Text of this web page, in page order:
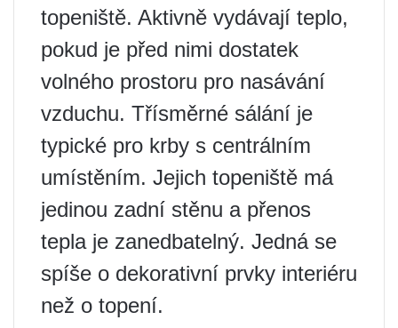
topeniště. Aktivně vydávají teplo,
pokud je před nimi dostatek
volného prostoru pro nasávání
vzduchu. Třísměrné sálání je
typické pro krby s centrálním
umístěním. Jejich topeniště má
jedinou zadní stěnu a přenos
tepla je zanedbatelný. Jedná se
spíše o dekorativní prvky interiéru
než o topení.